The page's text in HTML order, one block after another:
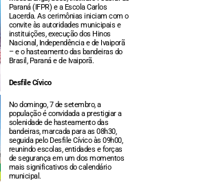
Paraná (IFPR) e a Escola Carlos
Lacerda. As cerimônias iniciam com o
convite às autoridades municipais e
instituições, execução dos Hinos
Nacional, Independência e de Ivaiporã
– e o hasteamento das bandeiras do
Brasil, Paraná e de Ivaiporã.
Desfile Cívico
No domingo, 7 de setembro, a
população é convidada a prestigiar a
solenidade de hasteamento das
bandeiras, marcada para as 08h30,
seguida pelo Desfile Cívico às 09h00,
reunindo escolas, entidades e forças
de segurança em um dos momentos
mais significativos do calendário
municipal.